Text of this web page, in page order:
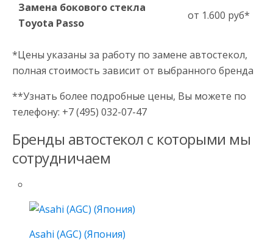
Замена бокового стекла
Toyota Passo
от 1.600 руб*
*Цены указаны за работу по замене автостекол,
полная стоимость зависит от выбранного бренда
**Узнать более подробные цены, Вы можете по
телефону: +7 (495) 032-07-47
Бренды автостекол с которыми мы
сотрудничаем
Asahi (AGC) (Япония)